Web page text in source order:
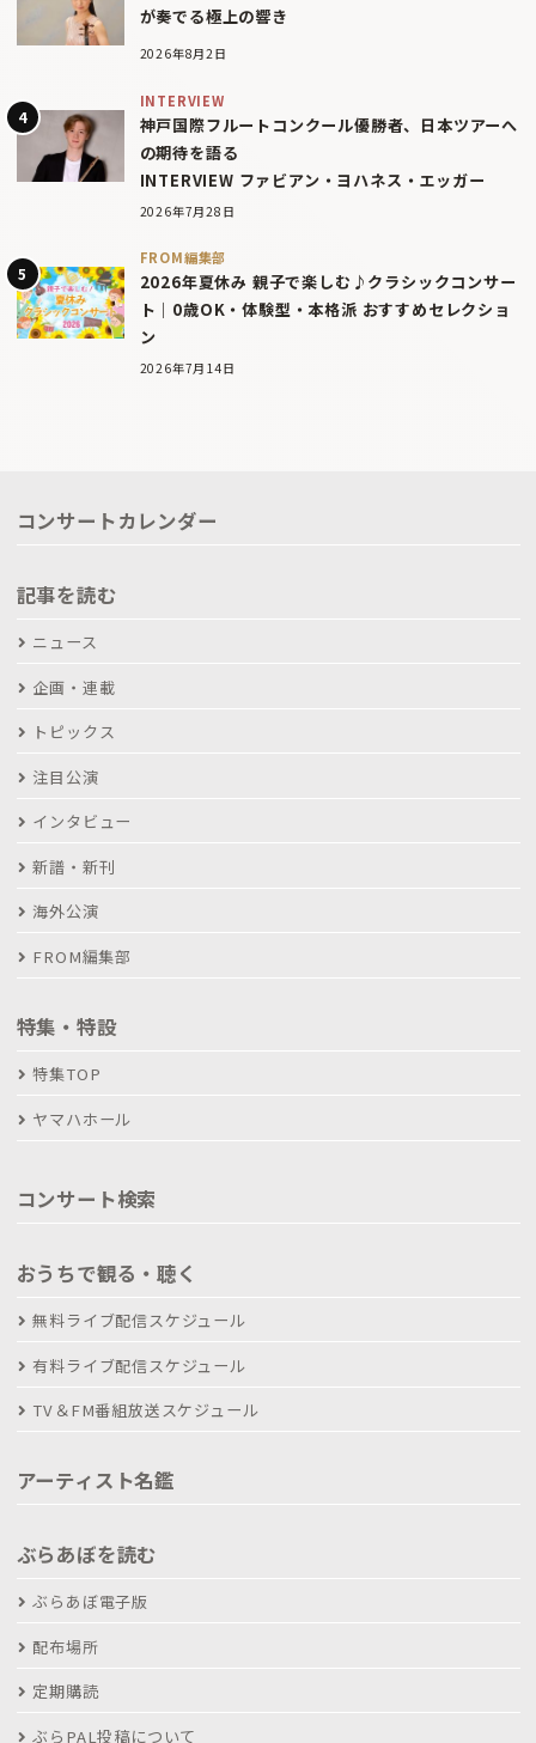
が奏でる極上の響き
2026年8月2日
INTERVIEW
神戸国際フルートコンクール優勝者、日本ツアーへ
の期待を語る
INTERVIEW ファビアン・ヨハネス・エッガー
2026年7月28日
FROM編集部
2026年夏休み 親子で楽しむ♪クラシックコンサー
ト｜0歳OK・体験型・本格派 おすすめセレクショ
ン
2026年7月14日
コンサートカレンダー
記事を読む
ニュース
企画・連載
トピックス
注目公演
インタビュー
新譜・新刊
海外公演
FROM編集部
特集・特設
特集TOP
ヤマハホール
コンサート検索
おうちで観る・聴く
無料ライブ配信スケジュール
有料ライブ配信スケジュール
TV＆FM番組放送スケジュール
アーティスト名鑑
ぶらあぼを読む
ぶらあぼ電子版
配布場所
定期購読
ぶらPAL投稿について